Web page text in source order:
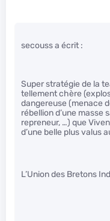
secouss a écrit :
Super stratégie de la
tellement chère
dangereuse (menace
rébellion d’une masse
repreneur, …) que
d’une belle plus valus
L’Union des Bretons